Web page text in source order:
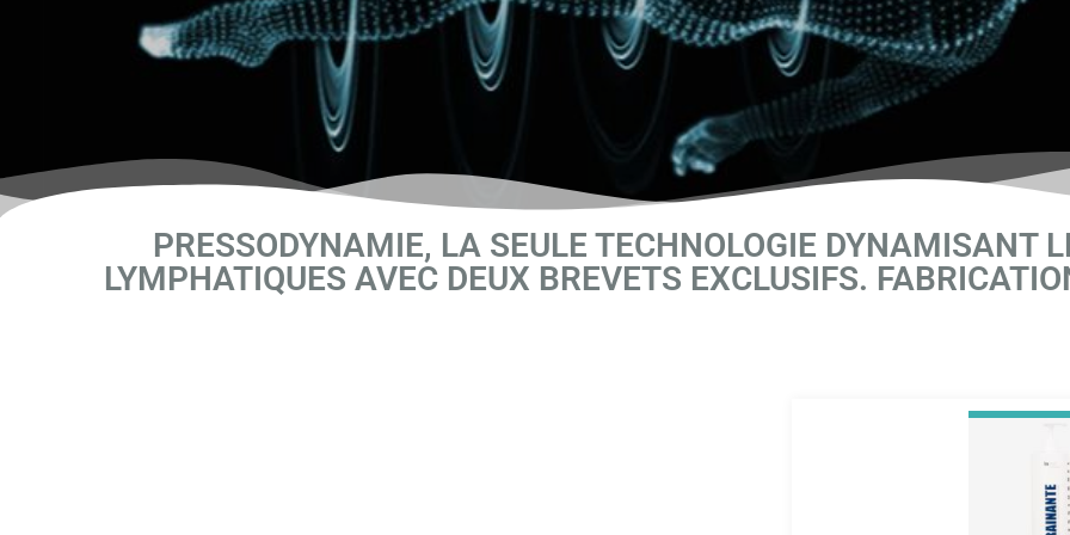
PRESSODYNAMIE, LA SEULE TECHNOLOGIE DYNAMISANT
LYMPHATIQUES AVEC DEUX BREVETS EXCLUSIFS.